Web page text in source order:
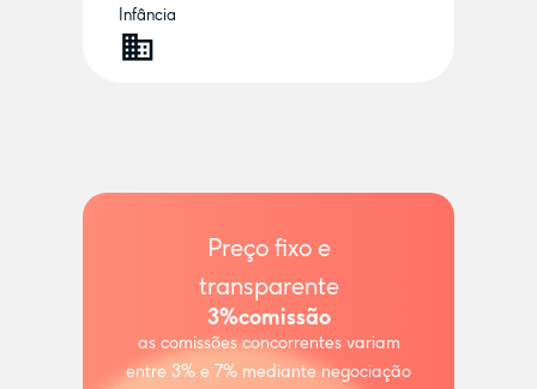
Infância
Preço fixo e
transparente
3%comissão
as comissões concorrentes variam
entre 3% e 7% mediante negociação